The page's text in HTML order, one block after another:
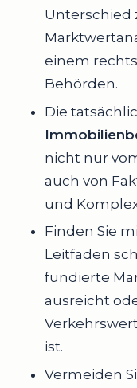
Unterschied
einem
Behörden.
Die
nicht nur
auch von
und
Finden Sie
Leitfaden
fundierte
ausreicht
ist.
Vermeiden